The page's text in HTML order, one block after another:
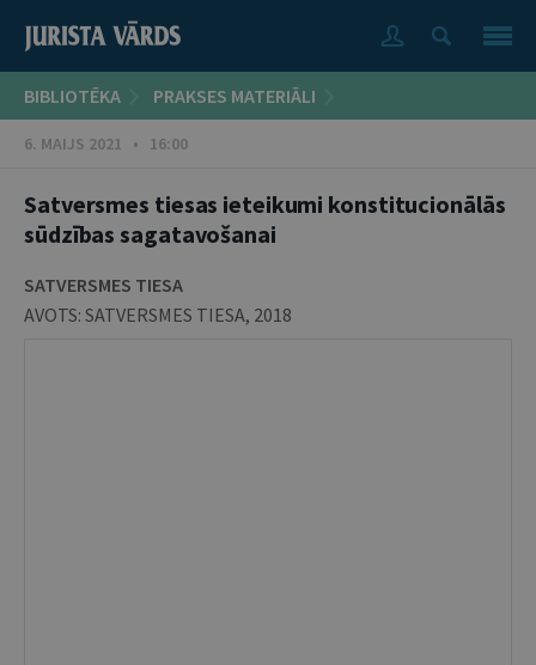
BIBLIOTĒKA PRAKSES MATERIĀLI
6. MAIJS 2021 • 16:00
Satversmes tiesas ieteikumi konstitucionālās
sūdzības sagatavošanai
SATVERSMES TIESA
AVOTS: SATVERSMES TIESA, 2018